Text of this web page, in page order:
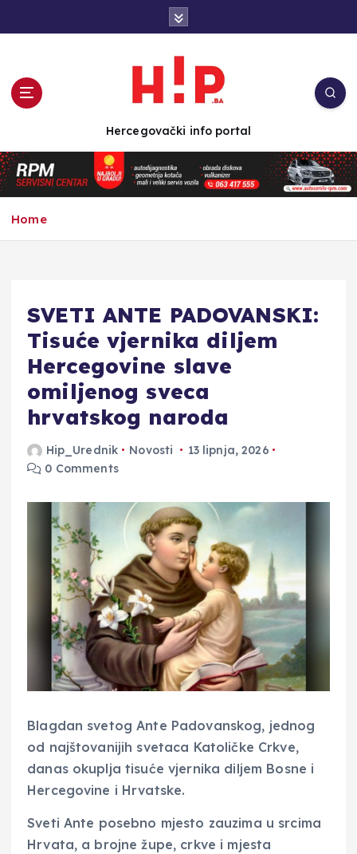
n
t
e
Hercegovački info portal
Home
SVETI ANTE PADOVANSKI:
Tisuće vjernika diljem
Hercegovine slave
omiljenog sveca
hrvatskog naroda
Hip_Urednik Novosti
13 lipnja, 2026
0 Comments
Blagdan svetog Ante Padovanskog, jednog
od najštovanijih svetaca Katoličke Crkve,
danas okuplja tisuće vjernika diljem Bosne i
Hercegovine i Hrvatske.
Sveti Ante posebno mjesto zauzima u srcima
Hrvata, a brojne župe, crkve i mjesta